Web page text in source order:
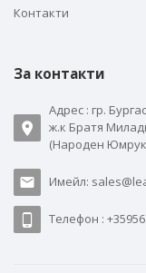
Контакти
За контакти
Адрес : гр.
ж.к Братя
(Народен
Имейл:
Телефон :